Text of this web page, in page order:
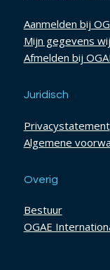
Aanmelden bij
Mijn gegevens
Afmelden bij
Juridisch
Privacystatement
Algemene
Overig
Bestuur
OGAE